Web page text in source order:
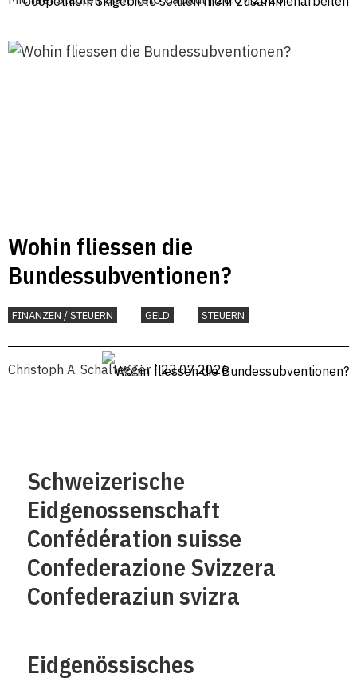
Wohin fliessen die
Bundessubventionen?
FINANZEN / STEUERN GELD STEUERN
Christoph A. Schaltegger | 23.07.2026
Schweizerische
Eidgenossenschaft
Confédération suisse
Confederazione Svizzera
Confederaziun svizra
Eidgenössisches